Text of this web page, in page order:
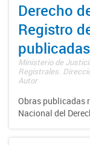
Derecho
Registro
publicadas
Ministerio de
Registrales.
Autor
Obras publicadas
Nacional del